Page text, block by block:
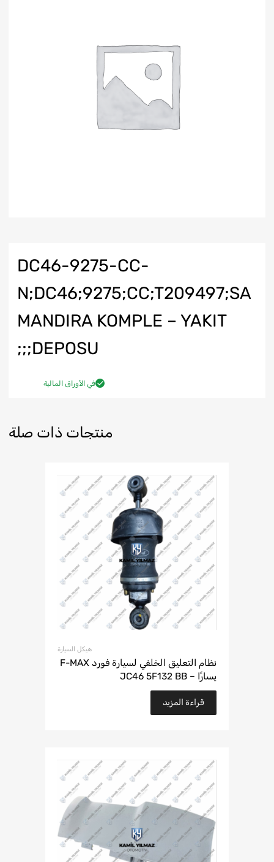
DC46-9275-CC-
N;DC46;9275;CC;T209497;SA
MANDIRA KOMPLE – YAKIT
DEPOSU;;;
في الأوراق المالية
منتجات ذات صلة
هيكل السيارة
نظام التعليق الخلفي لسيارة فورد F-MAX
يسارًا – JC46 5F132 BB
قراءة المزيد